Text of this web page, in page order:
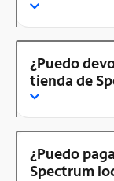
¿Puedo
tienda de
¿Puedo
Spectrum